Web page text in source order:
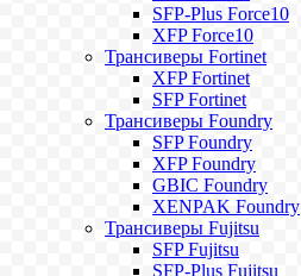
SFP-Plus Force10
XFP Force10
Трансиверы Fortinet
XFP Fortinet
SFP Fortinet
Трансиверы Foundry
SFP Foundry
XFP Foundry
GBIC Foundry
XENPAK Foundry
Трансиверы Fujitsu
SFP Fujitsu
SFP-Plus Fujitsu